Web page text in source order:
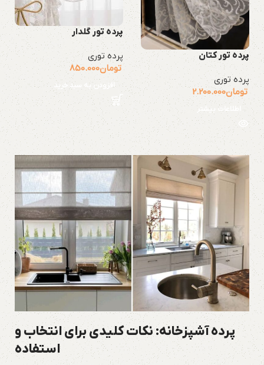
پرده تور کتان
پرده توری
تومان2.200.000
اطلاعات بیشتر
پرده تور گلدار
پرده توری
تومان850.000
افزودن به سبد خرید
پرده آشپزخانه: نکات کلیدی برای انتخاب و
استفاده